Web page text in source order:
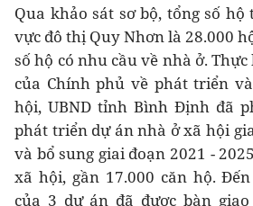
Qua khảo sát sơ bộ, tổng số
vực đô thị Quy Nhơn là 28.000
số hộ có nhu cầu về nhà ở.
của Chính phủ về phát triển
hội, UBND tỉnh Bình Định đã
phát triển dự án nhà ở xã hội
và bổ sung giai đoạn 2021 -
xã hội, gần 17.000 căn hộ.
của 3 dự án đã được bàn